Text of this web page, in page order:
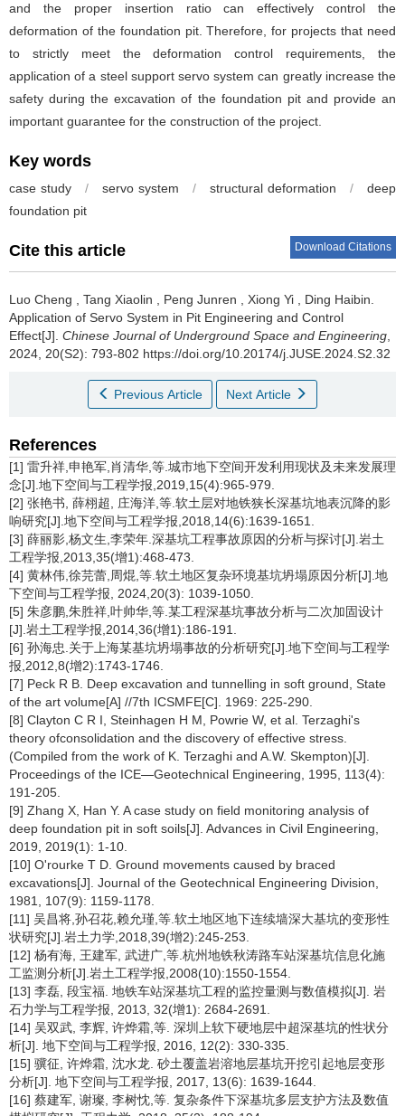
and the proper insertion ratio can effectively control the
deformation of the foundation pit. Therefore, for projects that need
to strictly meet the deformation control requirements, the
application of a steel support servo system can greatly increase the
safety during the excavation of the foundation pit and provide an
important guarantee for the construction of the project.
Key words
case study / servo system / structural deformation /
deep
foundation pit
Cite this article Download Citations
Luo Cheng Tang Xiaolin Peng Junren Xiong Yi Ding Haibin
Application of Servo System in Pit Engineering and Control
Effect[J]. Chinese Journal of Underground Space and Engineering
2024, 20(S2): 793-802 https://doi.org/10.20174/j.JUSE.2024.S2.32
Previous Article Next Article
References
[1] 雷升祥,申艳军,肖清华,等.城市地下空间开发利用现状及未来发展理
念[J].地下空间与工程学报,2019,15(4):965-979.
[2] 张艳书, 薛栩超, 庄海洋,等.软土层对地铁狭长深基坑地表沉降的影
响研究[J].地下空间与工程学报,2018,14(6):1639-1651.
[3] 薛丽影,杨文生,李荣年.深基坑工程事故原因的分析与探讨[J].岩土
工程学报,2013,35(增1):468-473.
[4] 黄林伟,徐芫蕾,周焜,等.软土地区复杂环境基坑坍塌原因分析[J].地
下空间与工程学报, 2024,20(3): 1039-1050.
[5] 朱彦鹏,朱胜祥,叶帅华,等.某工程深基坑事故分析与二次加固设计
[J].岩土工程学报,2014,36(增1):186-191.
[6] 孙海忠.关于上海某基坑坍塌事故的分析研究[J].地下空间与工程学
报,2012,8(增2):1743-1746.
[7] Peck R B. Deep excavation and tunnelling in soft ground, State
of the art volume[A] //7th ICSMFE[C]. 1969: 225-290.
[8] Clayton C R I, Steinhagen H M, Powrie W, et al. Terzaghi's
theory ofconsolidation and the discovery of effective stress.
(Compiled from the work of K. Terzaghi and A.W. Skempton)[J].
Proceedings of the ICE—Geotechnical Engineering, 1995, 113(4):
191-205.
[9] Zhang X, Han Y. A case study on field monitoring analysis of
deep foundation pit in soft soils[J]. Advances in Civil Engineering,
2019, 2019(1): 1-10.
[10] O'rourke T D. Ground movements caused by braced
excavations[J]. Journal of the Geotechnical Engineering Division,
1981, 107(9): 1159-1178.
[11] 吴昌将,孙召花,赖允瑾,等.软土地区地下连续墙深大基坑的变形性
状研究[J].岩土力学,2018,39(增2):245-253.
[12] 杨有海, 王建军, 武进广,等.杭州地铁秋涛路车站深基坑信息化施
工监测分析[J].岩土工程学报,2008(10):1550-1554.
[13] 李磊, 段宝福. 地铁车站深基坑工程的监控量测与数值模拟[J]. 岩
石力学与工程学报, 2013, 32(增1): 2684-2691.
[14] 吴双武, 李辉, 许烨霜,等. 深圳上软下硬地层中超深基坑的性状分
析[J]. 地下空间与工程学报, 2016, 12(2): 330-335.
[15] 骥征, 许烨霜, 沈水龙. 砂土覆盖岩溶地层基坑开挖引起地层变形
分析[J]. 地下空间与工程学报, 2017, 13(6): 1639-1644.
[16] 蔡建军, 谢璨, 李树忱,等. 复杂条件下深基坑多层支护方法及数值